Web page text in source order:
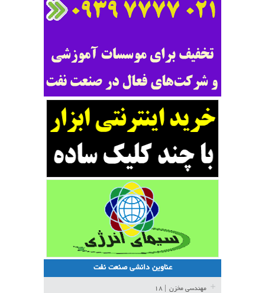
عناوین دانشی صنعت نفت
مهندسی مخزن